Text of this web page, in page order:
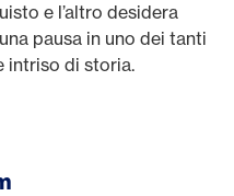
e l’altro desidera
pausa in uno dei tanti
intriso di storia.